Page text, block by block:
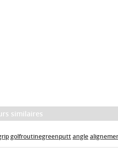
similaires
golfroutinegreenputtangle